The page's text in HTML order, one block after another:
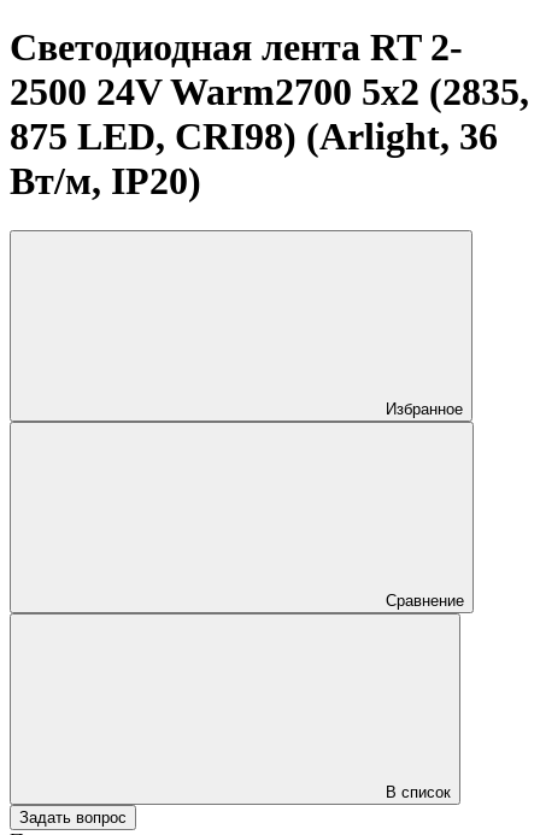
Светодиодная лента RT 2-
2500 24V Warm2700 5x2 (2835,
875 LED, CRI98) (Arlight, 36
Вт/м, IP20)
Избранное
Сравнение
В список
Задать вопрос